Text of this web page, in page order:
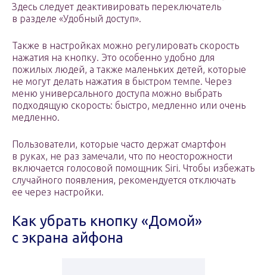
Здесь следует деактивировать переключатель
в разделе «Удобный доступ».
Также в настройках можно регулировать скорость
нажатия на кнопку. Это особенно удобно для
пожилых людей, а также маленьких детей, которые
не могут делать нажатия в быстром темпе. Через
меню универсального доступа можно выбрать
подходящую скорость: быстро, медленно или очень
медленно.
Пользователи, которые часто держат смартфон
в руках, не раз замечали, что по неосторожности
включается голосовой помощник Siri. Чтобы избежать
случайного появления, рекомендуется отключать
ее через настройки.
Как убрать кнопку «Домой»
с экрана айфона